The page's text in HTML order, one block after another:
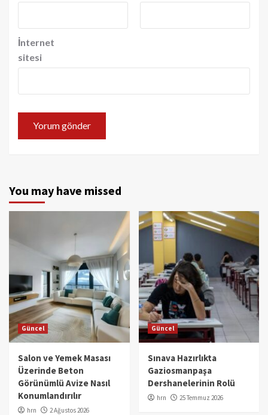
İnternet
sitesi
You may have missed
Güncel
Salon ve Yemek Masası
Üzerinde Beton
Görünümlü Avize Nasıl
Konumlandırılır
hrn 2 Ağustos 2026
Güncel
Sınava Hazırlıkta
Gaziosmanpaşa
Dershanelerinin Rolü
hrn 25 Temmuz 2026